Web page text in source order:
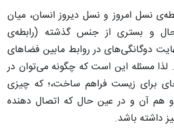
نسل امروز و نسل دیروز انسان، میان
حال و بستری از جنس گذشته (رابطه‌ی
دوگانگی‌های در روابط مابین فضاهای
لذا مسئله این است که چگونه می‌توان در
برای زیست فراهم ساخت،؛ که چیزی
هم آن و در عین حال که اتصال دهنده
داشته باشد.